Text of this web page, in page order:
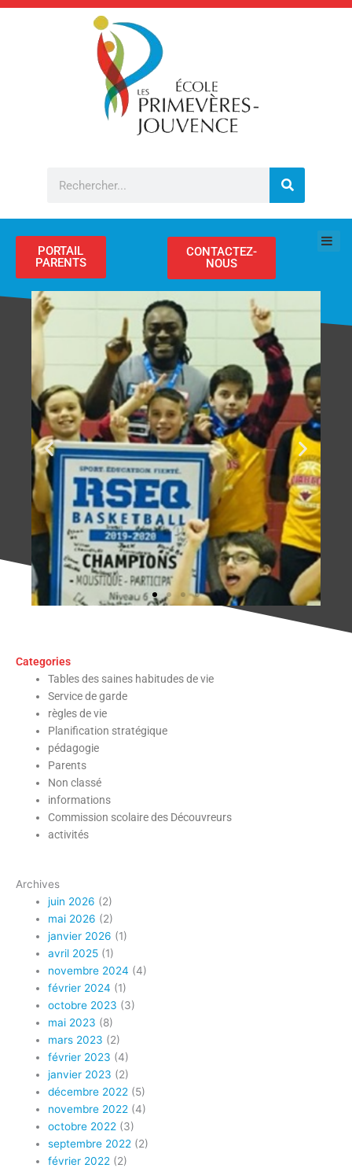
Aller
PORTAIL
PARENTS
CONTACTEZ-
NOUS
Nos équipes
sportives
Categories
Tables des saines habitudes de vie
Service de garde
règles de vie
Planification stratégique
pédagogie
Parents
Non classé
informations
Commission scolaire des Découvreurs
activités
Archives
juin 2026 (2)
mai 2026 (2)
janvier 2026 (1)
avril 2025 (1)
novembre 2024 (4)
février 2024 (1)
octobre 2023 (3)
mai 2023 (8)
mars 2023 (2)
février 2023 (4)
janvier 2023 (2)
décembre 2022 (5)
novembre 2022 (4)
octobre 2022 (3)
septembre 2022 (2)
février 2022 (2)